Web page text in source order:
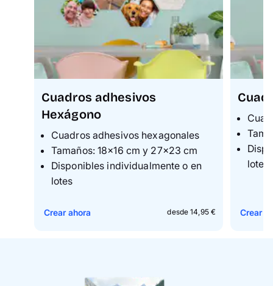
Cuadros adhesivos
Hexágono
Cuadros adhesivos hexagonales
Tamaños: 18×16 cm y 27×23 cm
Disponibles individualmente o en
lotes
desde 14,95 €
Crear ahora
lotes
Crear